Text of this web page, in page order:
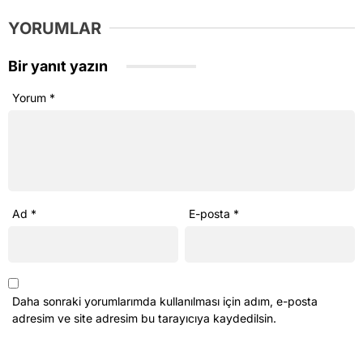
Daha sonraki yorumlarımda kullanılması için adım, e-posta
Beni sonraki yorumlar için e-posta ile bilgilendir.
Ana Sayfa› Aydın